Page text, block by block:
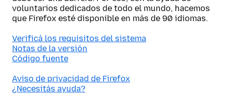
voluntarios dedicados de todo el mundo, hacemos
que Firefox esté disponible en más de 90 idiomas.
Verificá los requisitos del sistema
Notas de la versión
Código fuente
Aviso de privacidad de Firefox
¿Necesitás ayuda?